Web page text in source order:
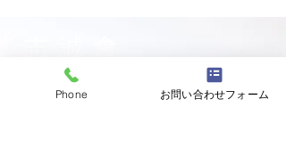
〒144-0047
Phone お問い合わせフォーム